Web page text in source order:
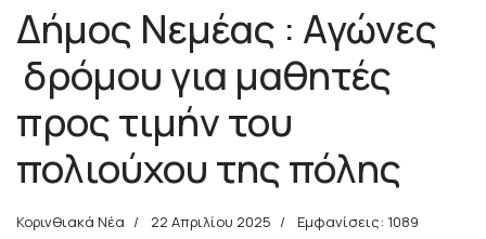
Δήμος Νεμέας : Αγώνες
δρόμου για μαθητές
προς τιμήν του
πολιούχου της πόλης
Κορινθιακά Νέα 22 Απριλίου 2025 Εμφανίσεις: 1089